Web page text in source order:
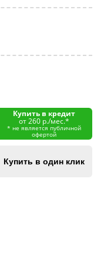
Купить в кредит
от 260 р./мес.*
* не является публичной
офертой
Купить в один клик